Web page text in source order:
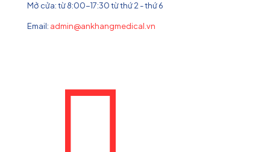
Mở cửa: từ 8:00-17:30 từ thứ 2 - thứ 6
Email: admin@ankhangmedical.vn